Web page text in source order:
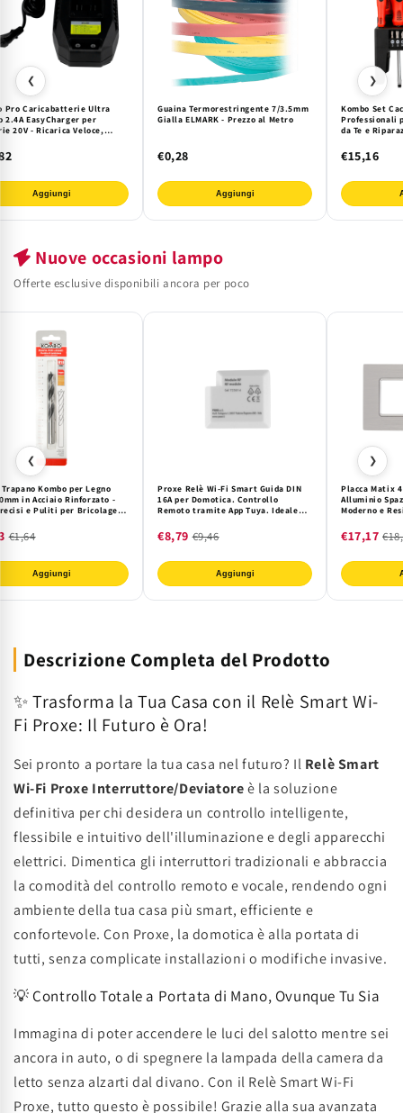
❮
Pro Caricabatterie Ultra
2.4A EasyCharger per
20V - Ricarica Veloce,
Aggiungi
Guaina Termorestringente 7/3.5mm
Gialla ELMARK - Prezzo al Metro
€0,28
Aggiungi
Kombo Set
Professionali
da Te e
€15,16
❯
Nuove occasioni lampo
Offerte esclusive disponibili ancora per poco
❮
Kombo per Legno
in Acciaio Rinforzato -
e Puliti per Bricolage e
€1,64
Aggiungi
Proxe Relè Wi-Fi Smart Guida DIN
16A per Domotica. Controllo
Remoto tramite App Tuya. Ideale
Intelligente e Flessibile.
€8,79 €9,46
Aggiungi
Placca Matix
Alluminio
Moderno e
€17,17
❯
Descrizione Completa del Prodotto
✨ Trasforma la Tua Casa con il Relè Smart Wi-
Fi Proxe: Il Futuro è Ora!
Sei pronto a portare la tua casa nel futuro? Il Relè Smart
Wi-Fi Proxe Interruttore/Deviatoreè la soluzione
definitiva per chi desidera un controllo intelligente,
flessibile e intuitivo dell'illuminazione e degli apparecchi
elettrici. Dimentica gli interruttori tradizionali e abbraccia
la comodità del controllo remoto e vocale, rendendo ogni
ambiente della tua casa più smart, efficiente e
confortevole. Con Proxe, la domotica è alla portata di
tutti, senza complicate installazioni o modifiche invasive.
💡 Controllo Totale a Portata di Mano, Ovunque Tu Sia
Immagina di poter accendere le luci del salotto mentre sei
ancora in auto, o di spegnere la lampada della camera da
letto senza alzarti dal divano. Con il Relè Smart Wi-Fi
Proxe, tutto questo è possibile! Grazie alla sua avanzata